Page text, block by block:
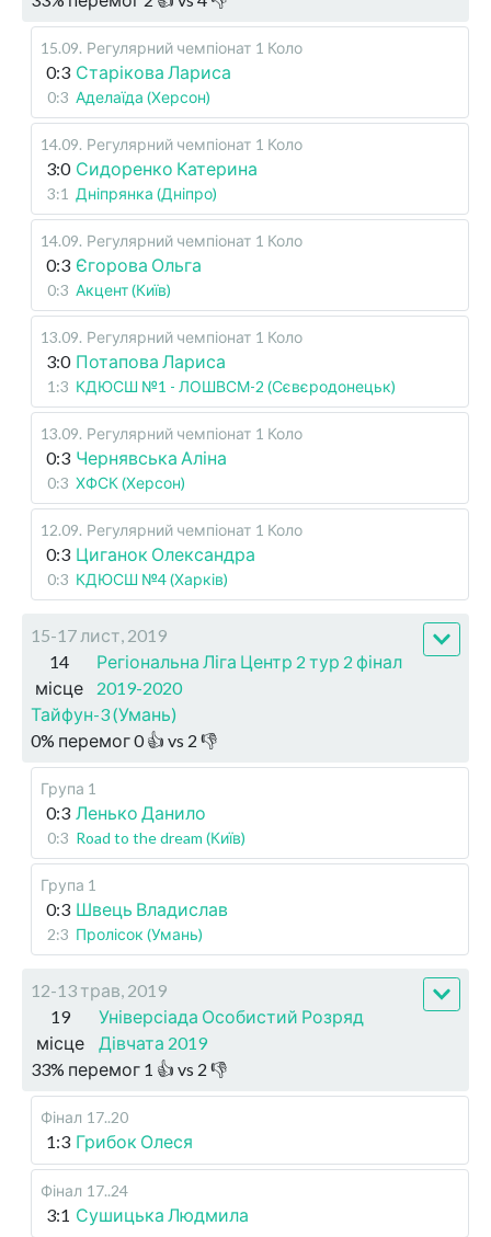
15.09. Регулярний чемпіонат 1 Коло
0:3 Старікова Лариса
0:3 Аделаїда (Херсон)
14.09. Регулярний чемпіонат 1 Коло
3:0 Сидоренко Катерина
3:1 Дніпрянка (Дніпро)
14.09. Регулярний чемпіонат 1 Коло
0:3 Єгорова Ольга
0:3 Акцент (Київ)
13.09. Регулярний чемпіонат 1 Коло
3:0 Потапова Лариса
1:3 КДЮСШ №1 - ЛОШВСМ-2 (Сєвєродонецьк)
13.09. Регулярний чемпіонат 1 Коло
0:3 Чернявська Аліна
0:3 ХФСК (Херсон)
12.09. Регулярний чемпіонат 1 Коло
0:3 Циганок Олександра
0:3 КДЮСШ №4 (Харків)
15-17 лист, 2019
14
місце
Регіональна Ліга Центр 2 тур 2 фінал
2019-2020
Тайфун-3 (Умань)
0% перемог0👍 vs 2 👎
Група 1
0:3 Ленько Данило
0:3 Road to the dream (Київ)
Група 1
0:3 Швець Владислав
2:3 Пролісок (Умань)
12-13 трав, 2019
19
місце
Універсіада Особистий Розряд
Дівчата 2019
33% перемог 1 👍 vs 2 👎
Фінал 17..20
1:3 Грибок Олеся
Фінал 17..24
3:1 Сушицька Людмила